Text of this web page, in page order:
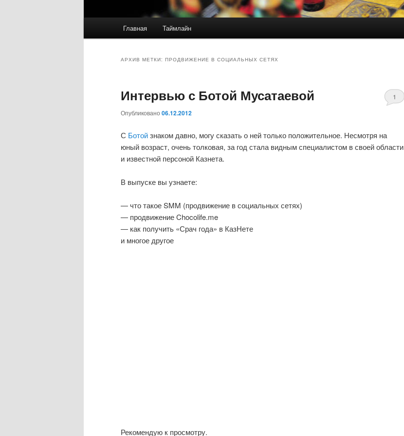
Главная Таймлайн
АРХИВ МЕТКИ: ПРОДВИЖЕНИЕ В СОЦИАЛЬНЫХ СЕТЯХ
Интервью с Ботой Мусатаевой
Опубликовано 06.12.2012
1
С Ботойзнаком давно, могу сказать о ней только положительное. Несмотря на
юный возраст, очень толковая, за год стала видным специалистом в своей области
и известной персоной Казнета.
В выпуске вы узнаете:
— что такое SMM (продвижение в социальных сетях)
— продвижение Chocolife.me
— как получить «Срач года» в КазНете
и многое другое
Рекомендую к просмотру.